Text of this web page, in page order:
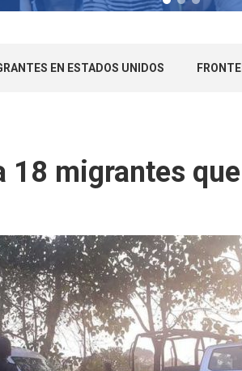
EN ESTADOS UNIDOS
18 migrantes